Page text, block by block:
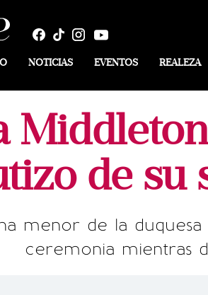
NOTICIAS EVENTOS REALEZA
de
menor de la
ceremonia mientras